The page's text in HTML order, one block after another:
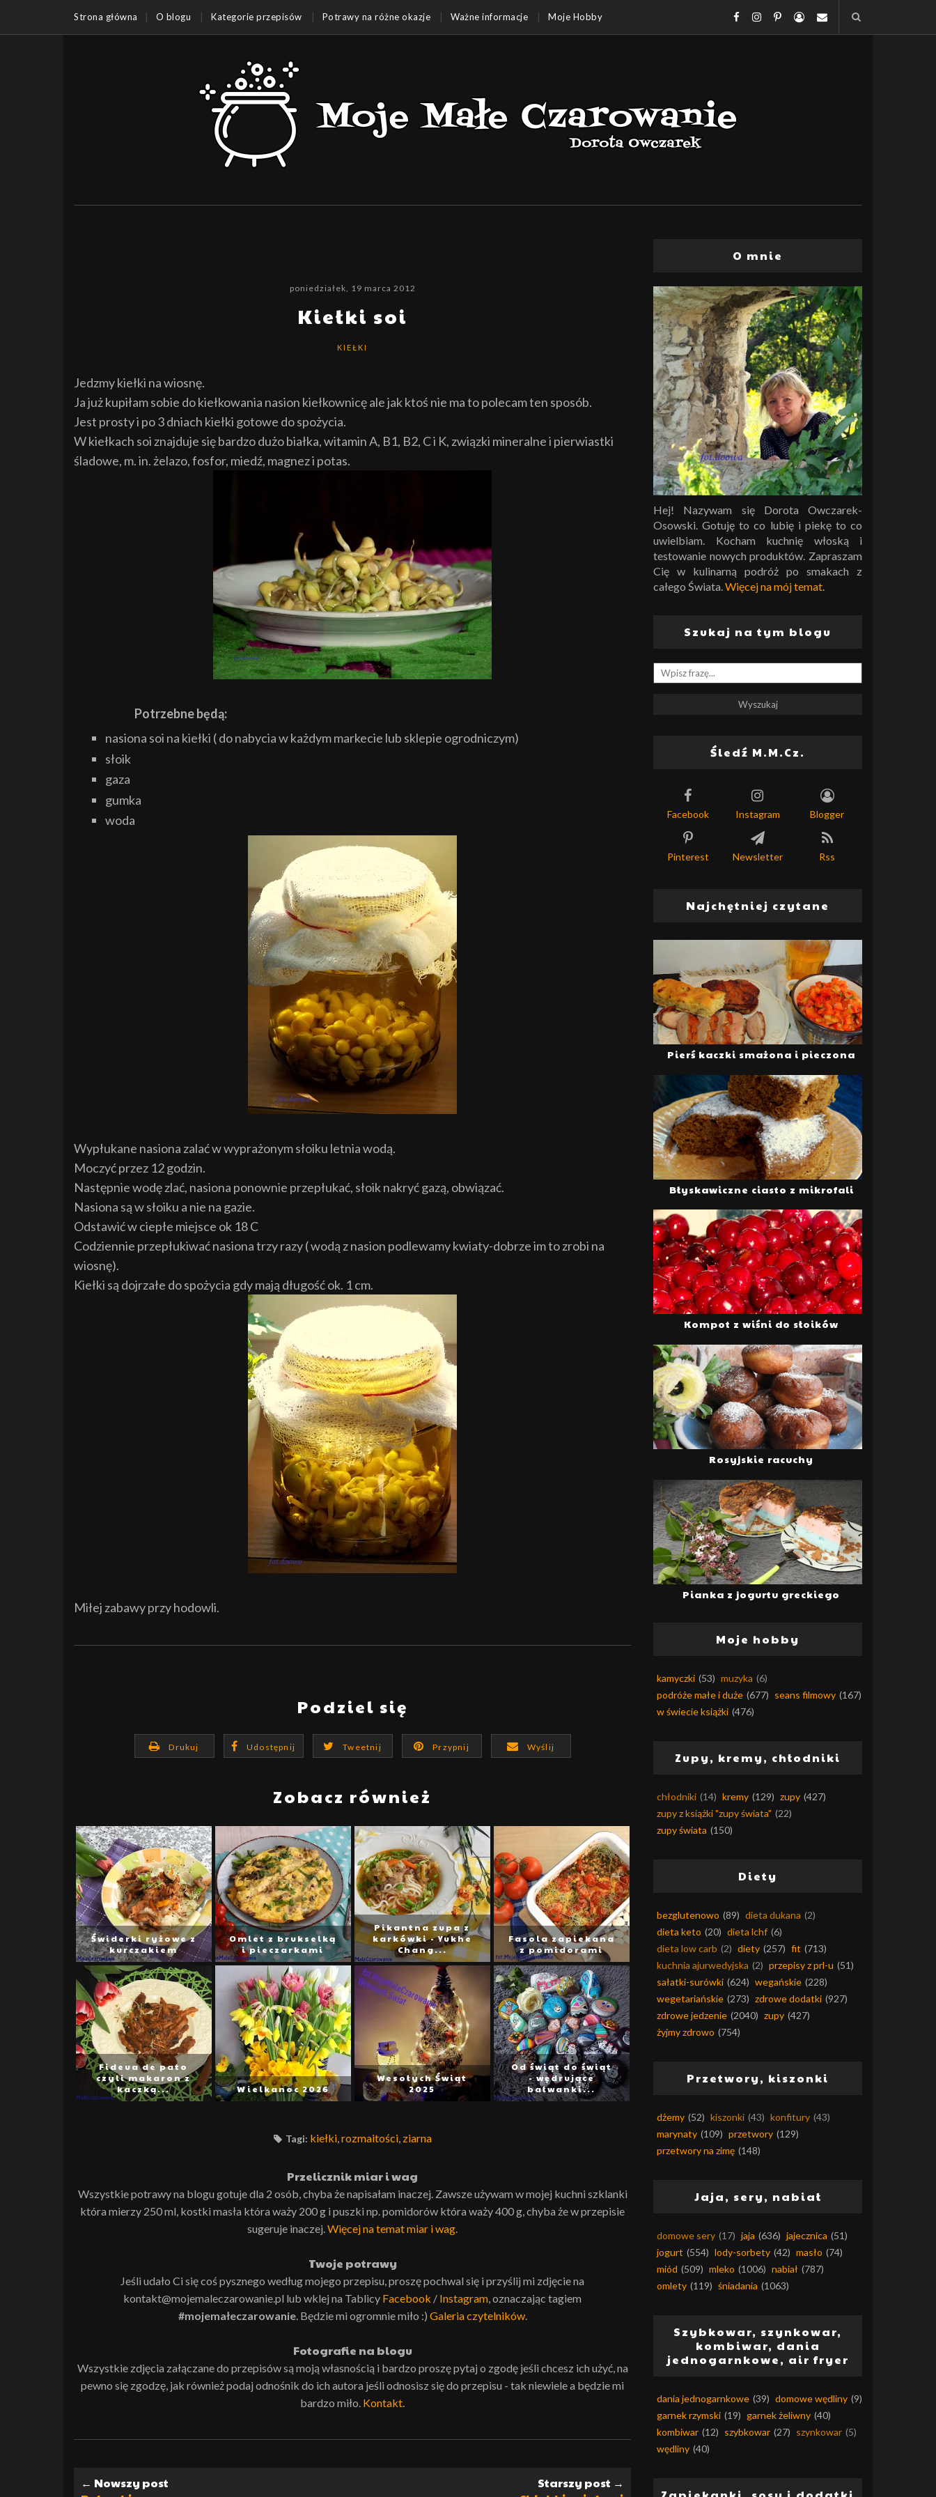
Strona główna O blogu Kategorie przepisów Potrawy na różne okazje Ważne informacje Moje Hobby
poniedziałek, 19 marca 2012
Kiełki soi
KIEŁKI
Jedzmy kiełki na wiosnę.
Ja już kupiłam sobie do kiełkowania nasion kiełkownicę ale jak ktoś nie ma to polecam ten sposób.
Jest prosty i po 3 dniach kiełki gotowe do spożycia.
W kiełkach soi znajduje się bardzo dużo białka, witamin A, B1, B2, C i K, związki mineralne i pierwiastki
śladowe, m. in. żelazo, fosfor, miedź, magnez i potas.
Potrzebne będą:
nasiona soi na kiełki ( do nabycia w każdym markecie lub sklepie ogrodniczym)
słoik
gaza
gumka
woda
Wypłukane nasiona zalać w wyprażonym słoiku letnia wodą.
Moczyć przez 12 godzin.
Następnie wodę zlać, nasiona ponownie przepłukać, słoik nakryć gazą, obwiązać.
Nasiona są w słoiku a nie na gazie.
Odstawić w ciepłe miejsce ok 18 C
Codziennie przepłukiwać nasiona trzy razy ( wodą z nasion podlewamy kwiaty-dobrze im to zrobi na
wiosnę).
Kiełki są dojrzałe do spożycia gdy mają długość ok. 1 cm.
Miłej zabawy przy hodowli.
Podziel się
Drukuj Udostępnij Tweetnij Przypnij Wyślij
Zobacz również
Świderki ryżowe z
kurczakiem
Omlet z brukselką
i pieczarkami
Pikantna zupa z
karkówki - Yukhe
Chang...
Fasola zapiekana
z pomidorami
Fideua de pato
czyli makaron z
kaczką...
Wielkanoc 2026
Wesołych Świąt
2025
Od świąt do świąt
- wędrujące
bałwanki...
Tagi: kiełki,rozmaitości, ziarna
Przelicznik miar i wag
Wszystkie potrawy na blogu gotuje dla 2 osób, chyba że napisałam inaczej. Zawsze używam w mojej kuchni szklanki
która mierzy 250 ml, kostki masła która waży 200 g i puszki np. pomidorów która waży 400 g, chyba że w przepisie
sugeruje inaczej.Więcej na temat miar i wag.
Twoje potrawy
Jeśli udało Ci się coś pysznego według mojego przepisu, proszę pochwal się i przyślij mi zdjęcie na
kontakt@mojemaleczarowanie.pl lub wklej na Tablicy Facebook / Instagram, oznaczając tagiem
#mojemałeczarowanie. Będzie mi ogromnie miło :) Galeria czytelników.
Fotografie na blogu
Wszystkie zdjęcia załączane do przepisów są moją własnością i bardzo proszę pytaj o zgodę jeśli chcesz ich użyć, na
pewno się zgodzę, jak również podaj odnośnik do ich autora jeśli odnosisz się do przepisu - tak niewiele a będzie mi
bardzo miło. Kontakt.
← Nowszy post Starszy post →
O mnie
Hej! Nazywam się Dorota Owczarek-
Osowski. Gotuję to co lubię i piekę to co
uwielbiam. Kocham kuchnię włoską i
testowanie nowych produktów. Zapraszam
Cię w kulinarną podróż po smakach z
całego Świata.Więcej na mój temat.
Szukaj na tym blogu
Śledź M.M.Cz.
Facebook Instagram Blogger
Pinterest Newsletter Rss
Najchętniej czytane
Pierś kaczki smażona i pieczona
Błyskawiczne ciasto z mikrofali
Kompot z wiśni do słoików
Rosyjskie racuchy
Pianka z jogurtu greckiego
Moje hobby
kamyczki (53) muzyka (6)
podróże małe i duże (677) seans filmowy (167)
w świecie książki (476)
Zupy, kremy, chłodniki
chłodniki (14) kremy (129) zupy (427)
zupy z książki "zupy świata" (22)
zupy świata (150)
Diety
bezglutenowo (89) dieta dukana (2)
dieta keto (20) dieta lchf (6)
dieta low carb (2) diety (257) fit (713)
kuchnia ajurwedyjska (2) przepisy z prl-u (51)
sałatki-surówki (624) wegańskie (228)
wegetariańskie (273) zdrowe dodatki (927)
zdrowe jedzenie (2040) zupy (427)
żyjmy zdrowo (754)
Przetwory, kiszonki
dżemy (52) kiszonki (43) konfitury (43)
marynaty (109) przetwory (129)
przetwory na zimę (148)
Jaja, sery, nabiał
domowe sery (17) jaja (636) jajecznica (51)
jogurt (554) lody-sorbety (42) masło (74)
miód (509) mleko (1006) nabiał (787)
omlety (119) śniadania (1063)
Szybkowar, szynkowar,
kombiwar, dania
jednogarnkowe, air fryer
dania jednogarnkowe (39) domowe wędliny (9)
garnek rzymski (19) garnek żeliwny (40)
kombiwar (12) szybkowar (27) szynkowar (5)
wędliny (40)